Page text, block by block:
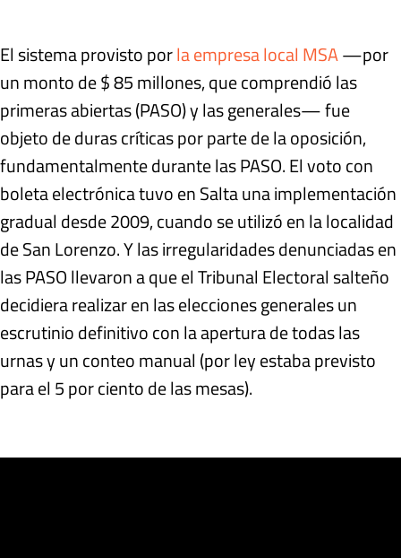
El sistema provisto porla empresa local MSA—por
un monto de $ 85 millones, que comprendió las
primeras abiertas (PASO) y las generales— fue
objeto de duras críticas por parte de la oposición,
fundamentalmente durante las PASO. El voto con
boleta electrónica tuvo en Salta una implementación
gradual desde 2009, cuando se utilizó en la localidad
de San Lorenzo. Y las irregularidades denunciadas en
las PASO llevaron a que el Tribunal Electoral salteño
decidiera realizar en las elecciones generales un
escrutinio definitivo con la apertura de todas las
urnas y un conteo manual (por ley estaba previsto
para el 5 por ciento de las mesas).